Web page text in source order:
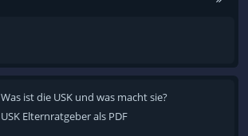
Was ist die USK und was macht sie?
USK Elternratgeber als PDF